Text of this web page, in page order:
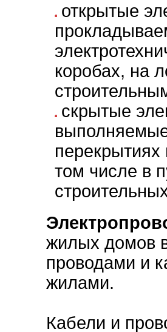
открытые
коробах, на
скрытые
том числе в
жилых домов
проводами и
жилами.
Кабели и